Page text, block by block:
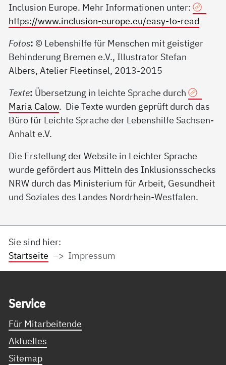
Inclusion Europe. Mehr Informationen unter:
https://www.inclusion-europe.eu/easy-to-read
Fotos: © Lebenshilfe für Menschen mit geistiger
Behinderung Bremen e.V., Illustrator Stefan
Albers, Atelier Fleetinsel, 2013-2015
Texte: Übersetzung in leichte Sprache durch
Maria Calow. Die Texte wurden geprüft durch das
Büro für Leichte Sprache der Lebenshilfe Sachsen-
Anhalt e.V.
Die Erstellung der Website in Leichter Sprache
wurde gefördert aus Mitteln des Inklusionsschecks
NRW durch das Ministerium für Arbeit, Gesundheit
und Soziales des Landes Nordrhein-Westfalen.
Sie sind hier:
Startseite
Impressum
Ser­vice
Für Mitarbeitende
Aktuelles
Sitemap